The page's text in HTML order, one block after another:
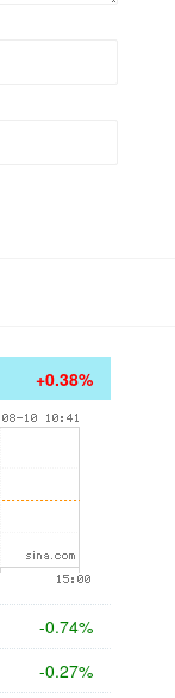
+0.38%
-0.74%
-0.27%